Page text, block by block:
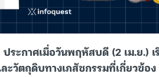
ะกาศเมื่อวันพฤหัสบดี (2 เม.ย.) เ
ะวัตถุดิบทางเภสัชกรรมที่เกี่ยวข้อง